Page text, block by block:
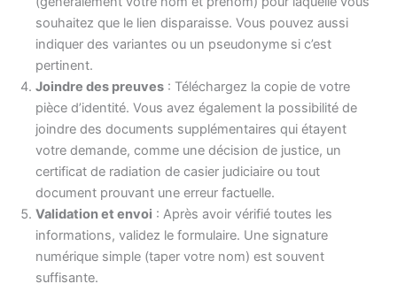
souhaitez que le lien disparaisse. Vous pouvez aussi
indiquer des variantes ou un pseudonyme si c’est
pertinent.
Joindre des preuves : Téléchargez la copie de votre
pièce d’identité. Vous avez également la possibilité de
joindre des documents supplémentaires qui étayent
votre demande, comme une décision de justice, un
certificat de radiation de casier judiciaire ou tout
document prouvant une erreur factuelle.
Validation et envoi : Après avoir vérifié toutes les
informations, validez le formulaire. Une signature
numérique simple (taper votre nom) est souvent
suffisante.